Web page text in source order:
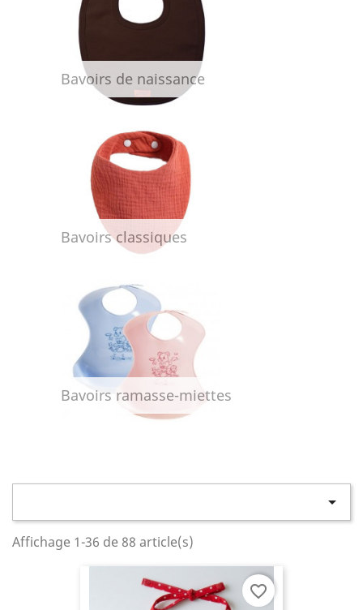
Bavoirs de naissance
Bavoirs classiques
Bavoirs ramasse-miettes

Affichage 1-36 de 88 article(s)
favorite_border